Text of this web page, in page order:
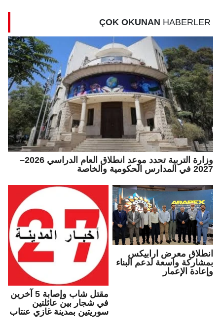
ÇOK OKUNAN HABERLER
وزارة التربية تحدد موعد انطلاق العام الدراسي 2026–
2027 في المدارس الحكومية والخاصة
انطلاق معرض ارابيكس
بمشاركة واسعة لدعم البناء
وإعادة الإعمار
مقتل شاب وإصابة 5 آخرين
في شجار بين عائلتين
سوريتين بمدينة غازي عنتاب